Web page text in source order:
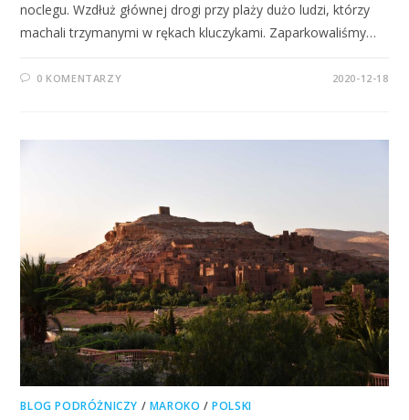
noclegu. Wzdłuż głównej drogi przy plaży dużo ludzi, którzy
machali trzymanymi w rękach kluczykami. Zaparkowaliśmy…
0 KOMENTARZY 2020-12-18
BLOG PODRÓŻNICZY / MAROKO /POLSKI